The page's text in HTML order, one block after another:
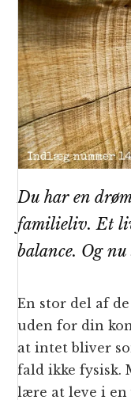
Du har en
familieliv. Et
balance. Og
En stor del af
uden for din
at intet bliver
fald ikke fysisk.
lære at leve i